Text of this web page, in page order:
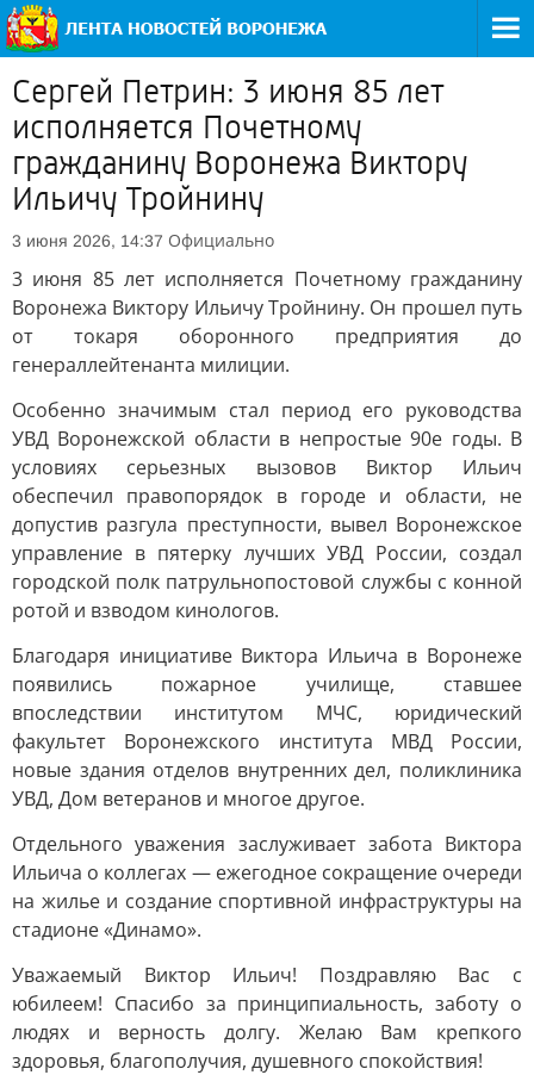
Сергей Петрин: 3 июня 85 лет
исполняется Почетному
гражданину Воронежа Виктору
Ильичу Тройнину
3 июня 2026, 14:37 Официально
3 июня 85 лет исполняется Почетному гражданину
Воронежа Виктору Ильичу Тройнину. Он прошел путь
от токаря оборонного предприятия до
генераллейтенанта милиции.
Особенно значимым стал период его руководства
УВД Воронежской области в непростые 90е годы. В
условиях серьезных вызовов Виктор Ильич
обеспечил правопорядок в городе и области, не
допустив разгула преступности, вывел Воронежское
управление в пятерку лучших УВД России, создал
городской полк патрульнопостовой службы с конной
ротой и взводом кинологов.
Благодаря инициативе Виктора Ильича в Воронеже
появились пожарное училище, ставшее
впоследствии институтом МЧС, юридический
факультет Воронежского института МВД России,
новые здания отделов внутренних дел, поликлиника
УВД, Дом ветеранов и многое другое.
Отдельного уважения заслуживает забота Виктора
Ильича о коллегах — ежегодное сокращение очереди
на жилье и создание спортивной инфраструктуры на
стадионе «Динамо».
Уважаемый Виктор Ильич! Поздравляю Вас с
юбилеем! Спасибо за принципиальность, заботу о
людях и верность долгу. Желаю Вам крепкого
здоровья, благополучия, душевного спокойствия!